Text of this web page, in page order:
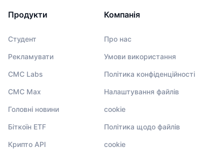
Продукти
Студент
Рекламувати
CMC Labs
CMC Max
Головні новини
Біткоїн ETF
Крипто API
Компанія
Про нас
Умови використання
Політика конфіденційності
Налаштування файлів
cookie
Політика щодо файлів
cookie